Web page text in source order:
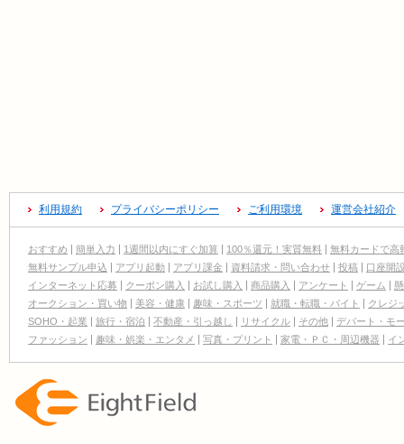
利用規約 プライバシーポリシー ご利用環境 運営会社紹介
おすすめ 簡単入力 1週間以内にすぐ加算 100％還元！実質無料
無料カードで高
無料サンプル申込
アプリ起動 アプリ課金 資料請求・問い合わせ 投稿
口座開
インターネット応募
クーポン購入 お試し購入 商品購入 アンケート ゲーム
オークション・買い物
美容・健康 趣味・スポーツ 就職・転職・バイト
クレジ
SOHO・起業
旅行・宿泊 不動産・引っ越し リサイクル その他
デパート・モ
ファッション
趣味・娯楽・エンタメ 写真・プリント 家電・ＰＣ・周辺機器 イ